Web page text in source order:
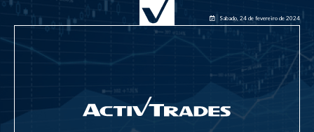
Sabado, 24 de fevereiro de 2024